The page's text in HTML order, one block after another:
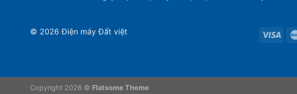
© 2026 Điện máy Đất việt
Copyright 2026 © Flatsome Theme